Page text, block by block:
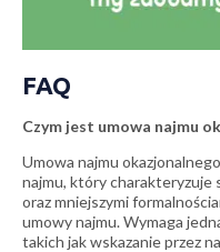
FAQ
Czym jest umowa najmu
Umowa najmu
najmu, który charakteryzuje
oraz mniejszymi
umowy najmu. Wymaga
takich jak wskazanie przez